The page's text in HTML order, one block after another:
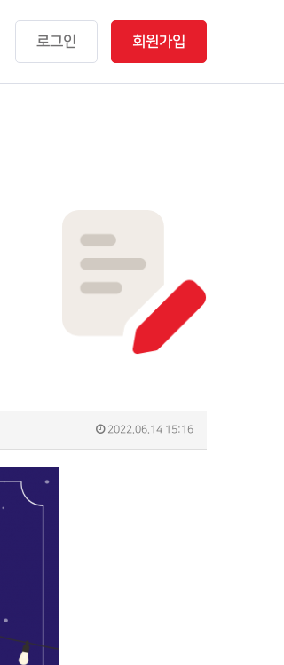
로그인 회원가입
2022.06.14 15:16